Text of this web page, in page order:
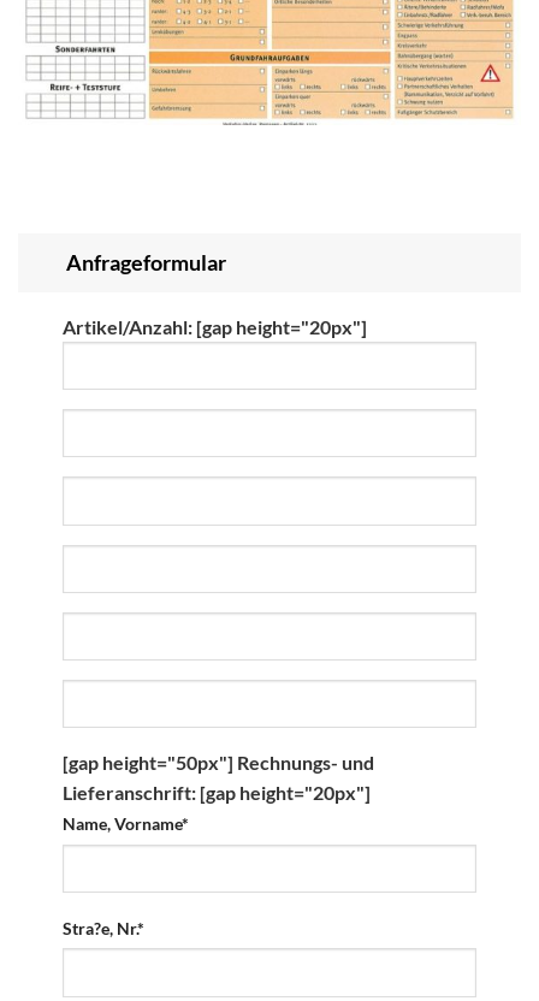
Anfrageformular
Artikel/Anzahl:[gap height="20px"]
[gap height="50px"] Rechnungs- und
Lieferanschrift:[gap height="20px"]
Name, Vorname*
Stra?e, Nr.*